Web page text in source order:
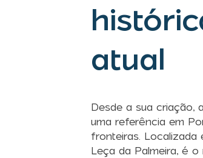
atual
Desde a sua criação,
uma referência em
fronteiras. Localizada
Leça da Palmeira, é